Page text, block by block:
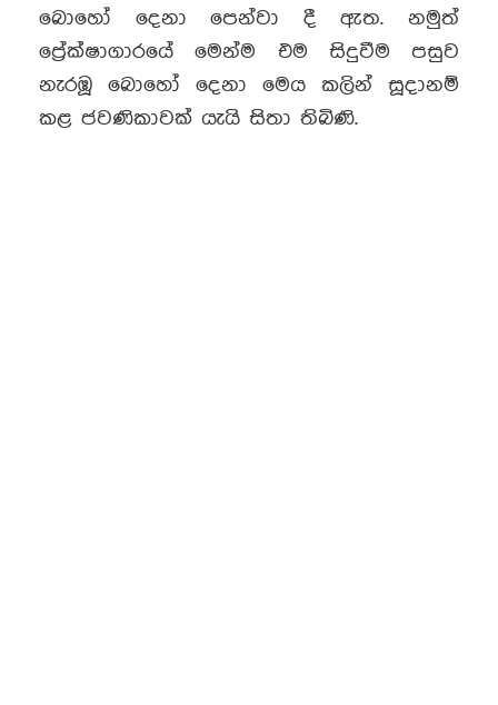
බොහෝ දෙනා පෙන්වා දී ඇත. නමුත්
ප්‍රේක්ෂාගාරයේ මෙන්ම එම සිදුවීම පසුව
නැරඹූ බොහෝ දෙනා මෙය කලින් සූදානම්
කළ ජවණිකාවක් යැයි සිතා තිබිණි.